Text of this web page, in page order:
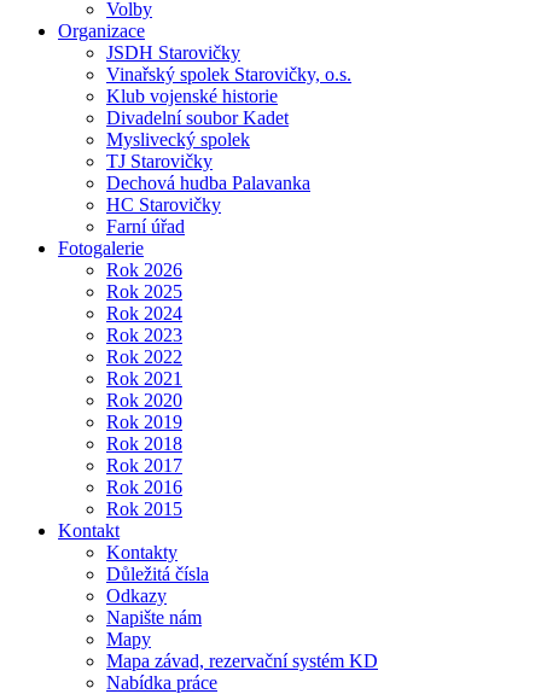
Volby
Organizace
JSDH Starovičky
Vinařský spolek Starovičky, o.s.
Klub vojenské historie
Divadelní soubor Kadet
Myslivecký spolek
TJ Starovičky
Dechová hudba Palavanka
HC Starovičky
Farní úřad
Fotogalerie
Rok 2026
Rok 2025
Rok 2024
Rok 2023
Rok 2022
Rok 2021
Rok 2020
Rok 2019
Rok 2018
Rok 2017
Rok 2016
Rok 2015
Kontakt
Kontakty
Důležitá čísla
Odkazy
Napište nám
Mapy
Mapa závad, rezervační systém KD
Nabídka práce